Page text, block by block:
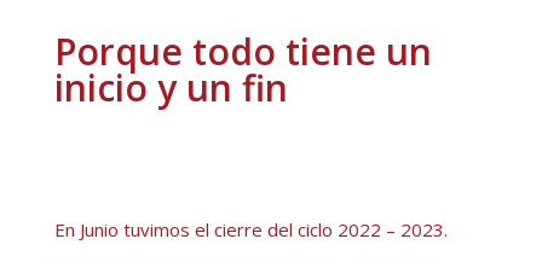
Porque todo tiene un
inicio y un fin
En Junio tuvimos el cierre del ciclo 2022 – 2023.